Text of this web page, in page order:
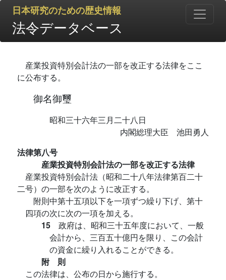
日本研究のための歴史情報
法令データベース
産業投資特別会計法の一部を改正する法律をここ
に公布する。
御名御璽
昭和三十六年三月二十八日
内閣総理大臣 池田勇人
法律第八号
産業投資特別会計法の一部を改正する法律
産業投資特別会計法（昭和二十八年法律第百二十
二号）の一部を次のように改正する。
附則中第十五項以下を一項ずつ繰り下げ、第十
四項の次に次の一項を加える。
15 政府は、昭和三十五年度において、一般
会計から、三百五十億円を限り、この会計
の資金に繰り入れることができる。
附 則
この法律は、公布の日から施行する。